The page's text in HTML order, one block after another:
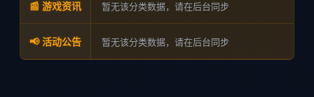
📰 游戏资讯 暂无该分类数据，请在后台同步
📢 活动公告 暂无该分类数据，请在后台同步